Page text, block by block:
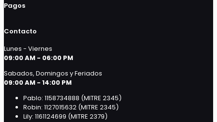
Pagos
Contacto
Lunes - Viernes
09:00 AM - 06:00 PM
Sabados, Domingos y Feriados
09:00 AM - 14:00 PM
Pablo: 1158734888 (MITRE 2345)
Robin: 1127015632 (MITRE 2345)
Lily: 1161124699 (MITRE 2379)